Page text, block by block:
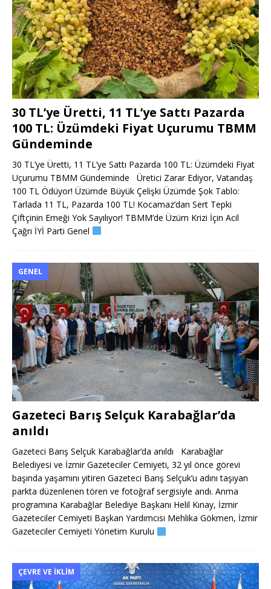
30 TL’ye Üretti, 11 TL’ye Sattı Pazarda
100 TL: Üzümdeki Fiyat Uçurumu TBMM
Gündeminde
30 TL’ye Üretti, 11 TL’ye Sattı Pazarda 100 TL: Üzümdeki Fiyat
Uçurumu TBMM Gündeminde Üretici Zarar Ediyor, Vatandaş
100 TL Ödüyor! Üzümde Büyük Çelişki Üzümde Şok Tablo:
Tarlada 11 TL, Pazarda 100 TL! Kocamaz’dan Sert Tepki
Çiftçinin Emeği Yok Sayılıyor! TBMM’de Üzüm Krizi İçin Acil
Çağrı İYİ Parti Genel
GENEL
Gazeteci Barış Selçuk Karabağlar’da
anıldı
Gazeteci Barış Selçuk Karabağlar‘da anıldı Karabağlar
Belediyesi ve İzmir Gazeteciler Cemiyeti, 32 yıl önce görevi
başında yaşamını yitiren Gazeteci Barış Selçuk’u adını taşıyan
parkta düzenlenen tören ve fotoğraf sergisiyle andı. Anma
programına Karabağlar Belediye Başkanı Helil Kınay, İzmir
Gazeteciler Cemiyeti Başkan Yardımcısı Mehlika Gökmen, İzmir
Gazeteciler Cemiyeti Yönetim Kurulu
ÇEVRE VE İKLIM